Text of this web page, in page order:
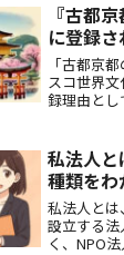
『古都
に登録
「古都京
スコ世界
録理由とし
な価値が
世界遺産
について
私法人と
種類を
私法人と
設立する法
く、NPO